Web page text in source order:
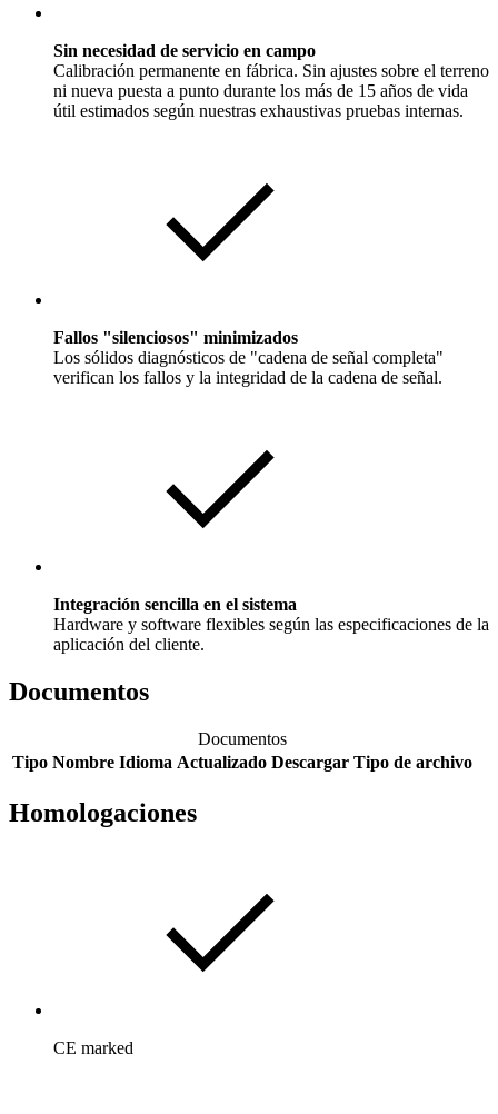
Sin necesidad de servicio en campo
Calibración permanente en fábrica. Sin ajustes sobre el terreno
ni nueva puesta a punto durante los más de 15 años de vida
útil estimados según nuestras exhaustivas pruebas internas.
Fallos "silenciosos" minimizados
Los sólidos diagnósticos de "cadena de señal completa"
verifican los fallos y la integridad de la cadena de señal.
Integración sencilla en el sistema
Hardware y software flexibles según las especificaciones de la
aplicación del cliente.
Documentos
Documentos
Tipo Nombre Idioma Actualizado Descargar Tipo de archivo
Homologaciones
CE marked